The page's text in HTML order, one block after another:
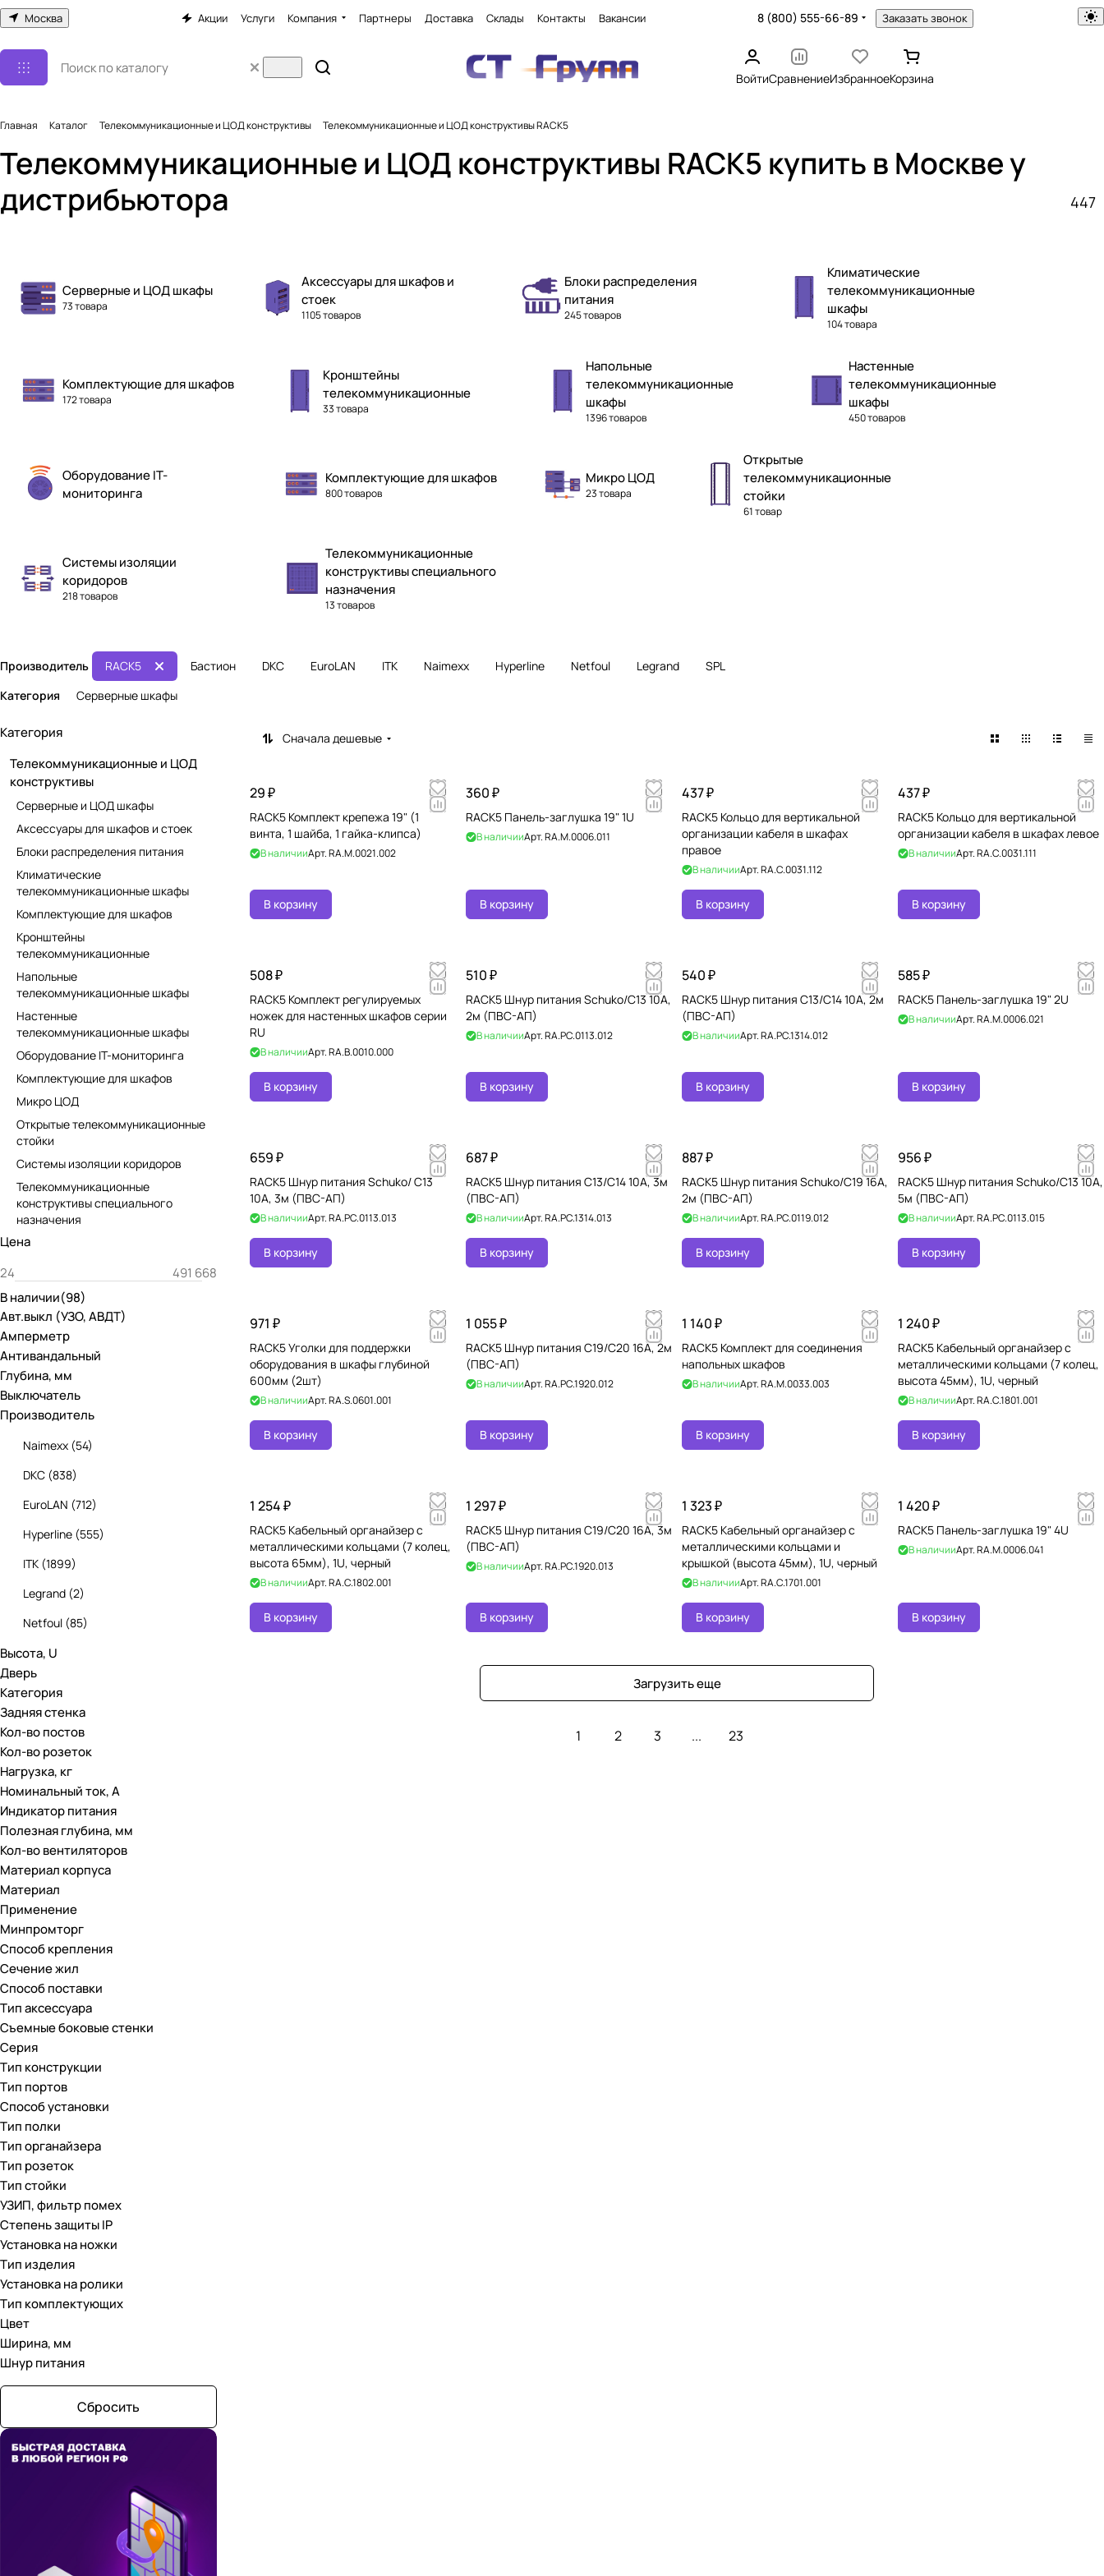
Москва Акции Услуги Компания Партнеры Доставка Склады Контакты Вакансии 8 (800) 555-66-89 Заказать звонок
ВойтиСравнениеИзбранноеКорзина
Главная Каталог Телекоммуникационные и ЦОД конструктивы Телекоммуникационные и ЦОД конструктивы RACK5
Телекоммуникационные и ЦОД конструктивы RACK5 купить в Москве у
дистрибьютора
447
Серверные и ЦОД шкафы
73 товара
Аксессуары для шкафов и
стоек
1105 товаров
Блоки распределения
питания
245 товаров
Климатические
телекоммуникационные
шкафы
104 товара
Комплектующие для шкафов
172 товара
Кронштейны
телекоммуникационные
33 товара
Напольные
телекоммуникационные
шкафы
1396 товаров
Настенные
телекоммуникационные
шкафы
450 товаров
Оборудование IT-
мониторинга
Комплектующие для шкафов
800 товаров
Микро ЦОД
23 товара
Открытые
телекоммуникационные
стойки
61 товар
Системы изоляции
коридоров
218 товаров
Телекоммуникационные
конструктивы специального
назначения
13 товаров
Производитель Бастион DKC EuroLAN ITK Naimexx Hyperline Netfoul
RACK5 Legrand
SPL
Категория
Серверные шкафы
Сначала дешевые
29 ₽
RACK5 Комплект крепежа 19" (1
винта, 1 шайба, 1 гайка-клипса)
В наличииАрт.RA.M.0021.002
В корзину
360 ₽
RACK5 Панель-заглушка 19" 1U
В наличииАрт.RA.M.0006.011
В корзину
437 ₽
RACK5 Кольцо для вертикальной
организации кабеля в шкафах
правое
В наличииАрт.RA.C.0031.112
В корзину
437 ₽
RACK5 Кольцо для вертикальной
организации кабеля в шкафах левое
В наличииАрт.RA.C.0031.111
В корзину
508 ₽
RACK5 Комплект регулируемых
ножек для настенных шкафов серии
RU
В наличииАрт.RA.B.0010.000
В корзину
510 ₽
RACK5 Шнур питания Schuko/C13 10А,
2м (ПВС-АП)
В наличииАрт.RA.PC.0113.012
В корзину
540 ₽
RACK5 Шнур питания C13/C14 10А, 2м
(ПВС-АП)
В наличииАрт.RA.PC.1314.012
В корзину
585 ₽
RACK5 Панель-заглушка 19" 2U
В наличииАрт.RA.M.0006.021
В корзину
659 ₽
RACK5 Шнур питания Schuko/ C13
10А, 3м (ПВС-АП)
В наличииАрт.RA.PC.0113.013
В корзину
687 ₽
RACK5 Шнур питания C13/C14 10А, 3м
(ПВС-АП)
В наличииАрт.RA.PC.1314.013
В корзину
887 ₽
RACK5 Шнур питания Schuko/C19 16А,
2м (ПВС-АП)
В наличииАрт.RA.PC.0119.012
В корзину
956 ₽
RACK5 Шнур питания Schuko/C13 10А,
5м (ПВС-АП)
В наличииАрт.RA.PC.0113.015
В корзину
971 ₽
RACK5 Уголки для поддержки
оборудования в шкафы глубиной
600мм (2шт)
В наличииАрт.RA.S.0601.001
В корзину
1 055 ₽
RACK5 Шнур питания C19/C20 16А, 2м
(ПВС-АП)
В наличииАрт.RA.PC.1920.012
В корзину
1 140 ₽
RACK5 Комплект для соединения
напольных шкафов
В наличииАрт.RA.M.0033.003
В корзину
1 240 ₽
RACK5 Кабельный органайзер с
металлическими кольцами (7 колец,
высота 45мм), 1U, черный
В наличииАрт.RA.C.1801.001
В корзину
1 254 ₽
RACK5 Кабельный органайзер с
металлическими кольцами (7 колец,
высота 65мм), 1U, черный
В наличииАрт.RA.C.1802.001
В корзину
1 297 ₽
RACK5 Шнур питания C19/C20 16А, 3м
(ПВС-АП)
В наличииАрт.RA.PC.1920.013
В корзину
1 323 ₽
RACK5 Кабельный органайзер с
металлическими кольцами и
крышкой (высота 45мм), 1U, черный
В наличииАрт.RA.C.1701.001
В корзину
1 420 ₽
RACK5 Панель-заглушка 19" 4U
В наличииАрт.RA.M.0006.041
В корзину
Загрузить еще
1 2 3 ... 23
Категория
Телекоммуникационные и ЦОД
конструктивы
Серверные и ЦОД шкафы
Аксессуары для шкафов и стоек
Блоки распределения питания
Климатические
телекоммуникационные шкафы
Комплектующие для шкафов
Кронштейны
телекоммуникационные
Напольные
телекоммуникационные шкафы
Настенные
телекоммуникационные шкафы
Оборудование IT-мониторинга
Комплектующие для шкафов
Микро ЦОД
Открытые телекоммуникационные
стойки
Системы изоляции коридоров
Телекоммуникационные
конструктивы специального
назначения
Цена
В наличии(98)
Авт.выкл (УЗО, АВДТ)
Амперметр
Антивандальный
Глубина, мм
Выключатель
Производитель
Naimexx (54)
DKC (838)
EuroLAN (712)
Hyperline (555)
ITK (1899)
Legrand (2)
Netfoul (85)
RACK5
SPL
Бастион(62
Высота, U
Дверь
Категория
Задняя стенка
Кол-во постов
Кол-во розеток
Нагрузка, кг
Номинальный ток, А
Индикатор питания
Полезная глубина, мм
Кол-во вентиляторов
Материал корпуса
Материал
Применение
Минпромторг
Способ крепления
Сечение жил
Способ поставки
Тип аксессуара
Съемные боковые стенки
Серия
Тип конструкции
Тип портов
Способ установки
Тип полки
Тип органайзера
Тип розеток
Тип стойки
УЗИП, фильтр помех
Степень защиты IP
Установка на ножки
Тип изделия
Установка на ролики
Тип комплектующих
Цвет
Ширина, мм
Шнур питания
Сбросить